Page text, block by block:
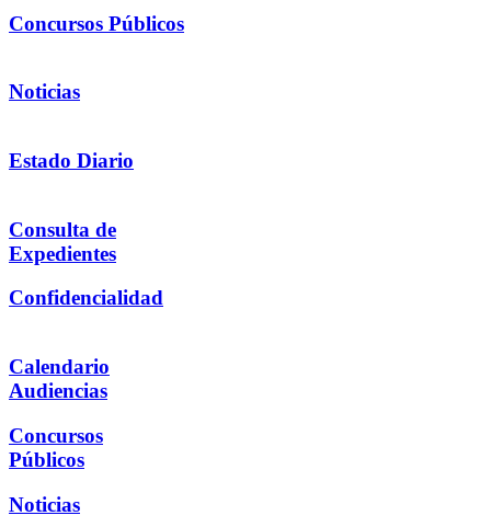
Concursos Públicos
Noticias
Estado Diario
Consulta de
Expedientes
Confidencialidad
Calendario
Audiencias
Concursos
Públicos
Noticias